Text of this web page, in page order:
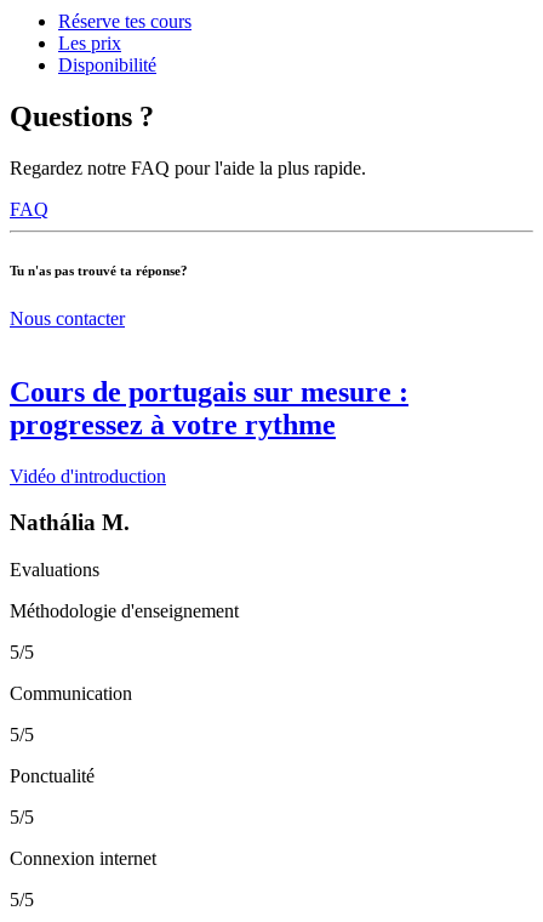
Réserve tes cours
Les prix
Disponibilité
Questions ?
Regardez notre FAQ pour l'aide la plus rapide.
FAQ
Tu n'as pas trouvé ta réponse?
Nous contacter
Cours de portugais sur mesure :
progressez à votre rythme
Vidéo d'introduction
Nathália M.
Evaluations
Méthodologie d'enseignement
5/5
Communication
5/5
Ponctualité
5/5
Connexion internet
5/5